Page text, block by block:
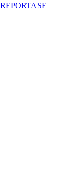
REPORTASE